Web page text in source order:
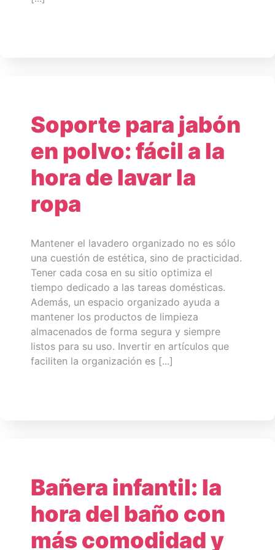
Soporte para jabón
en polvo: fácil a la
hora de lavar la
ropa
Mantener el lavadero organizado no es sólo
una cuestión de estética, sino de practicidad.
Tener cada cosa en su sitio optimiza el
tiempo dedicado a las tareas domésticas.
Además, un espacio organizado ayuda a
mantener los productos de limpieza
almacenados de forma segura y siempre
listos para su uso. Invertir en artículos que
faciliten la organización es [...]
Bañera infantil: la
hora del baño con
más comodidad y